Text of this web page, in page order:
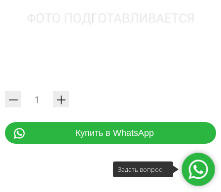
Купить в WhatsApp
Задать вопрос